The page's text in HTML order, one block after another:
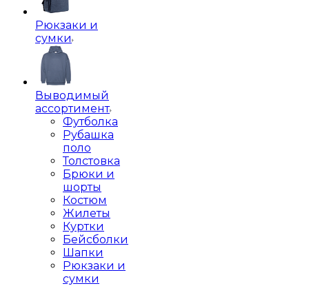
Рюкзаки и
сумки
Выводимый
ассортимент
Футболка
Рубашка
поло
Толстовка
Брюки и
шорты
Костюм
Жилеты
Куртки
Бейсболки
Шапки
Рюкзаки и
сумки